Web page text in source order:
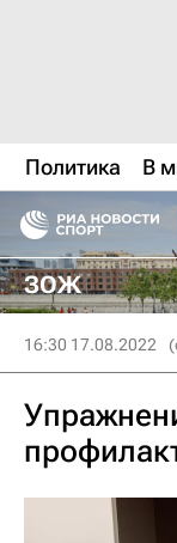
Политика В
ЗОЖ
16:30 17.08.2022